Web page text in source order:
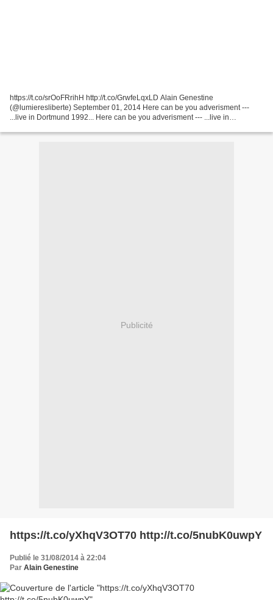
https://t.co/srOoFRrihH http://t.co/GrwfeLqxLD Alain Genestine
(@lumieresliberte) September 01, 2014 Here can be you adverisment ---
...live in Dortmund 1992... Here can be you adverisment --- ...live in
Publicité
https://t.co/yXhqV3OT70 http://t.co/5nubK0uwpY
Publié le 31/08/2014 à 22:04
Par Alain Genestine